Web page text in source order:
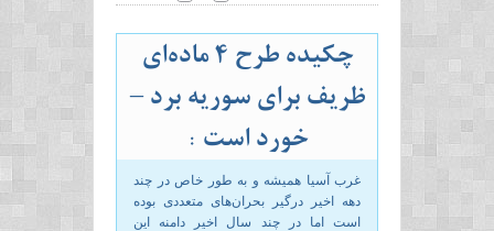
چکیده طرح ۴ ماده‌ای
ظریف برای سوریه برد –
خورد است :
غرب آسیا همیشه و به طور خاص در چند
دهه اخیر درگیر بحران‌های متعددی بوده
است اما در چند سال اخیر دامنه این